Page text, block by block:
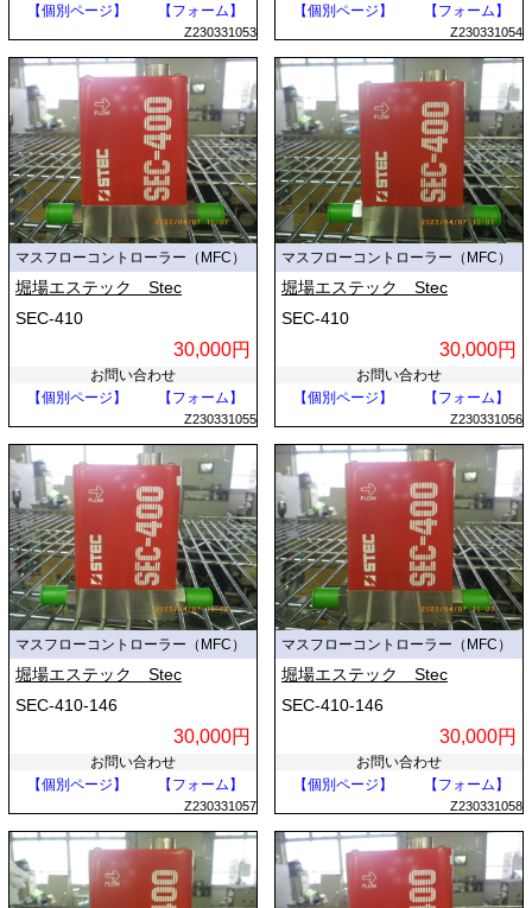
【個別ページ】
【フォーム】
Z230331053
【個別ページ】
【フォーム】
Z230331054
マスフローコントローラー（MFC）
堀場エステック Stec
SEC-410
30,000円
お問い合わせ
【個別ページ】
【フォーム】
Z230331055
マスフローコントローラー（MFC）
堀場エステック Stec
SEC-410
30,000円
お問い合わせ
【個別ページ】
【フォーム】
Z230331056
マスフローコントローラー（MFC）
堀場エステック Stec
SEC-410-146
30,000円
お問い合わせ
【個別ページ】
【フォーム】
Z230331057
マスフローコントローラー（MFC）
堀場エステック Stec
SEC-410-146
30,000円
お問い合わせ
【個別ページ】
【フォーム】
Z230331058